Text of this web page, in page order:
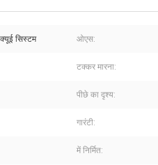
सिस्टम ओएस:
टक्कर मारना:
पीछे का दृश्य:
गारंटी:
में निर्मित: